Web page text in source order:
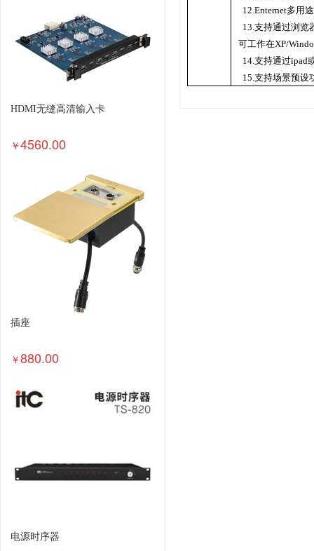
HDMI无缝高清输入卡
￥4560.00
插座
￥880.00
电源时序器
12.Enternet多用
13.支持通过浏览
可工作在XP/
14.支持通过ipad
15.支持场景预设